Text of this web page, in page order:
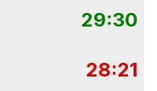
29:30
28:21